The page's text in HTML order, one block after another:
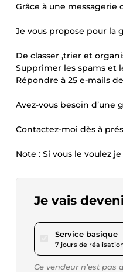
Grâce à une
Je vous propose pour la
De classer ,trier et
Supprimer les spams et
Répondre à 25 e-mails
Avez-vous besoin
Contactez-moi dès à
Note : Si vous le voulez
Je vais
Service basique
7 jours de
Ce vendeur n’est pas